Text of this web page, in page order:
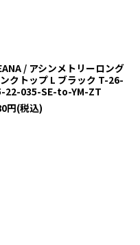
/ アシンメトリーロング
クトップ L ブラック T-26-
22-035-SE-to-YM-ZT
円(税込)